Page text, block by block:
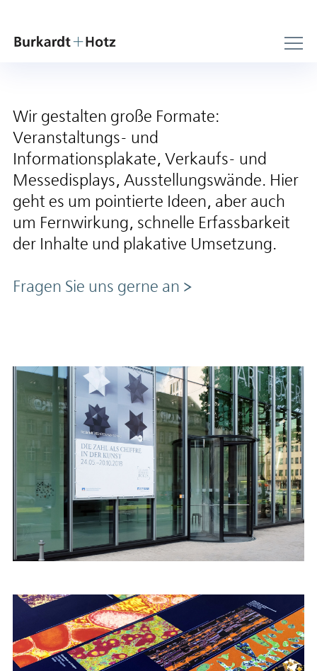
Wir gestalten große Formate:
Veranstaltungs- und
Informationsplakate, Verkaufs- und
Messedisplays, Ausstellungswände. Hier
geht es um pointierte Ideen, aber auch
um Fernwirkung, schnelle Erfassbarkeit
der Inhalte und plakative Umsetzung.
Fragen Sie uns gerne an >